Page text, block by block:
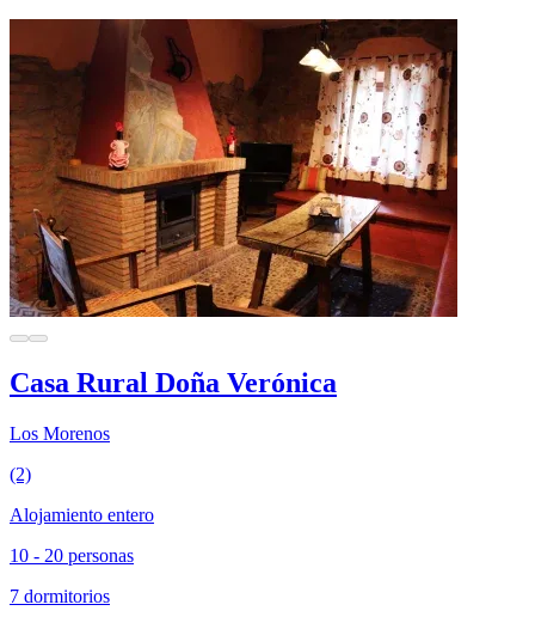
Casa Rural Doña Verónica
Los Morenos
(2)
Alojamiento entero
10 - 20 personas
7 dormitorios